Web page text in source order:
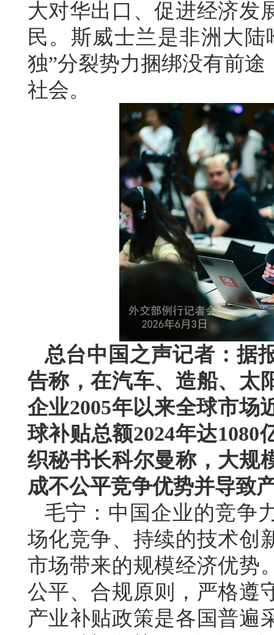
大对华出口、促进经济发
民。斯威士兰是非洲大
独”分裂势力捆绑没有前
社会。
总台中国之声记者：据
告称，在汽车、造船、太
企业2005年以来全球市场
球补贴总额2024年达
织秘书长科尔曼称，大规
成不公平竞争优势并导致
毛宁：中国企业的竞争
场化竞争、持续的技术创
市场带来的规模经济优势
公平、合规原则，严格遵
产业补贴政策是各国普遍